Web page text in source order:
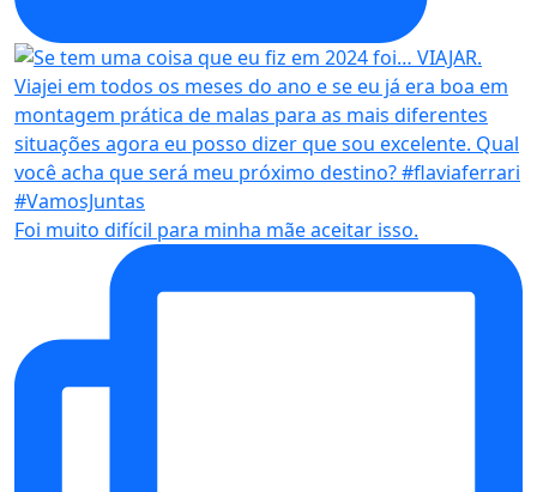
Foi muito difícil para minha mãe aceitar isso.